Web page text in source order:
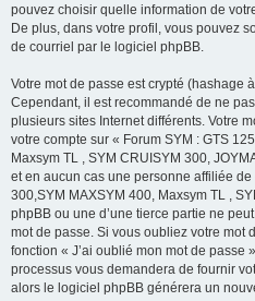
pouvez choisir quelle information de
De plus, dans votre profil, vous pouvez
de courriel par le logiciel phpBB.
Votre mot de passe est crypté (hashage
Cependant, il est recommandé de ne
plusieurs sites Internet différents. Votre
votre compte sur « Forum SYM : GTS
Maxsym TL , SYM CRUISYM 300,
et en aucun cas une personne affiliée
300,SYM MAXSYM 400, Maxsym TL ,
phpBB ou une d’une tierce partie ne
mot de passe. Si vous oubliez votre mot
fonction « J’ai oublié mon mot de passe
processus vous demandera de fournir
alors le logiciel phpBB générera un